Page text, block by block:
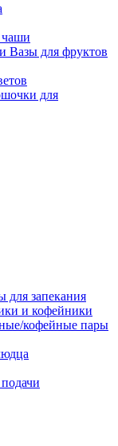
Вазы для фруктов
для
для запекания
и кофейники
кофейные пары